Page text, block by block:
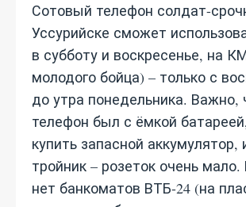
Сотовый телефон солдат-
Уссурийске сможет
в субботу и воскресенье, на
молодого бойца) – только с
до утра понедельника. Важно,
телефон был с ёмкой
купить запасной аккумулятор,
тройник – розеток очень
нет банкоматов ВТБ-24 (на